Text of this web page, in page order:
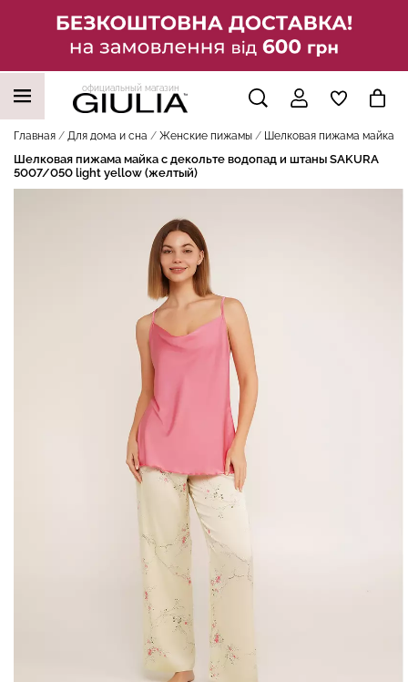
официальный магазин
Главная Для дома и сна Женские пижамы Шелковая пижама майка с
Шелковая пижама майка с декольте водопад и штаны SAKURA
5007/050 light yellow (желтый)
НАШИ ТРЕНДОВЫЕ ТОВАРЫ
Бесшовные леггинсы из
микрофибры LEGGINGS
Велосипедки с высокой
талией TRACKS 01
(черный) Giulia
384 грн.